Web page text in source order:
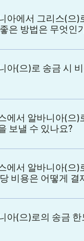
아에서 그리스(으)
은 방법은 무엇인
아(으)로 송금 시
에서 알바니아(으)
보낼 수 있나요?
에서 알바니아(으)
비용은 어떻게 결
아(으)로의 송금